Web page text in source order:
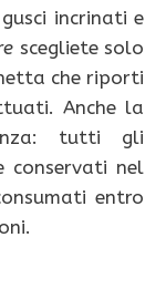
incrinati e
scegliete solo
che riporti
Anche la
tutti gli
conservati nel
entro